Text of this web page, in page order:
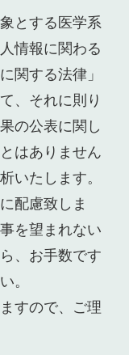
とする医学系
情報に関わる
関する法律」
、それに則り
の公表に関し
はありません
いたします。
配慮致しま
を望まれない
、お手数です
。
すので、ご理